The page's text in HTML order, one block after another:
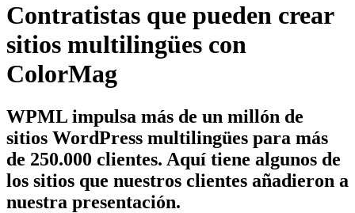
Contratistas que pueden crear
sitios multilingües con
ColorMag
WPML impulsa más de un millón de
sitios WordPress multilingües para más
de 250.000 clientes. Aquí tiene algunos de
los sitios que nuestros clientes añadieron a
nuestra presentación.